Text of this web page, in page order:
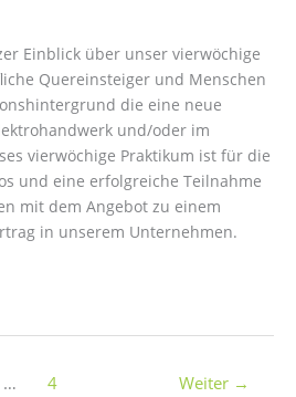
Einblick über unser vierwöchige
Quereinsteiger und Menschen
die eine neue
und/oder im
vierwöchige Praktikum ist für die
und eine erfolgreiche Teilnahme
mit dem Angebot zu einem
in unserem Unternehmen.
… 4 Weiter →